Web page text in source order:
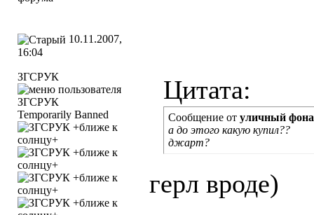
10.11.2007,
16:04
ЗГСРУК
Temporarily Banned
Цитата:
Сообщение от уличный
а до этого какую купил??
джарт?
герл вроде)